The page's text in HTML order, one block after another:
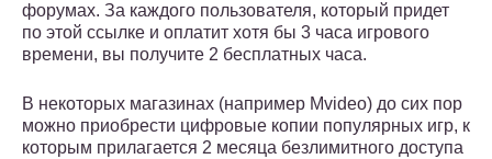
форумах. За каждого пользователя, который придет
по этой ссылке и оплатит хотя бы 3 часа игрового
времени, вы получите 2 бесплатных часа.
В некоторых магазинах (например Mvideo) до сих пор
можно приобрести цифровые копии популярных игр, к
которым прилагается 2 месяца безлимитного доступа